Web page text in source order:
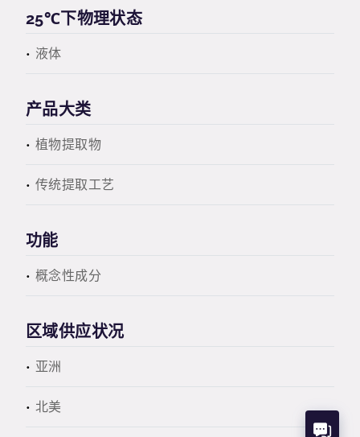
25℃下物理状态
液体
产品大类
植物提取物
传统提取工艺
功能
概念性成分
区域供应状况
亚洲
北美